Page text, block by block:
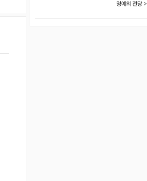
명예의 전당 >